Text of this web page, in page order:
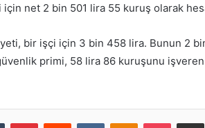
net 2 bin 501 lira 55 kuruş olarak
bir işçi için 3 bin 458 lira. Bunun 2
primi, 58 lira 86 kuruşunu
Tumblr PinterestReddit VKontakteOdnoklassniki
Pocket